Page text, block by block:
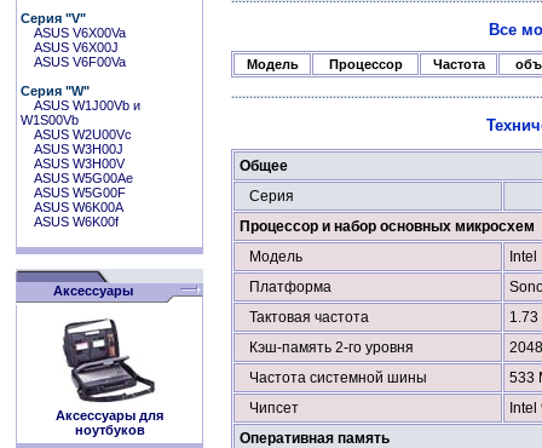
Серия "V"
ASUS V6X00Va
ASUS V6X00J
ASUS V6F00Va
Серия "W"
ASUS W1J00Vb и
W1S00Vb
ASUS W2U00Vc
ASUS W3H00J
ASUS W3H00V
ASUS W5G00Ae
ASUS W5G00F
ASUS W6K00A
ASUS W6K00f
Аксессуары
Аксессуары для
ноутбуков
Все
Модель Процессор Частота
Общее
Серия
Процессор и набор основных микросхем
Модель
Платформа
Тактовая частота
1.73
Кэш-память 2-го уровня
Частота системной шины
533
Чипсет
Оперативная память